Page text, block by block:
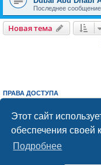
Этот сайт
обеспечения своей
Подробнее
Последнее сообщение
Новая тема
ПРАВА ДОСТУПА
Выне можетеотвечать на
Выне можетередактировать
Выне можетеудалять свои
добавлять